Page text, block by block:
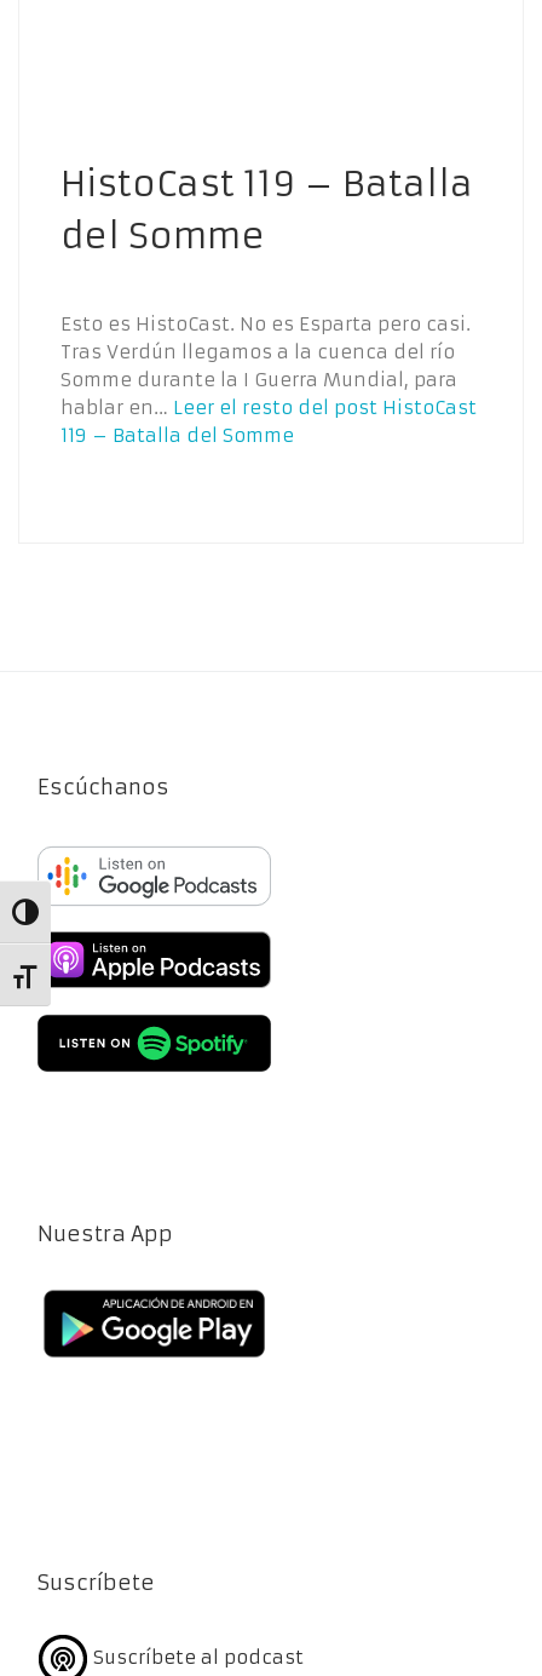
Alternar alto contraste
Alternar tamaño de letra
HistoCast 119 – Batalla
del Somme
Esto es HistoCast. No es Esparta pero casi.
Tras Verdún llegamos a la cuenca del río
Somme durante la I Guerra Mundial, para
hablar en… Leer el resto del post HistoCast
119 – Batalla del Somme
Escúchanos
Nuestra App
Suscríbete
Suscríbete al podcast